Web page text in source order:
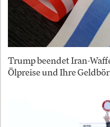
Trump beendet Iran-
Ölpreise und Ihre